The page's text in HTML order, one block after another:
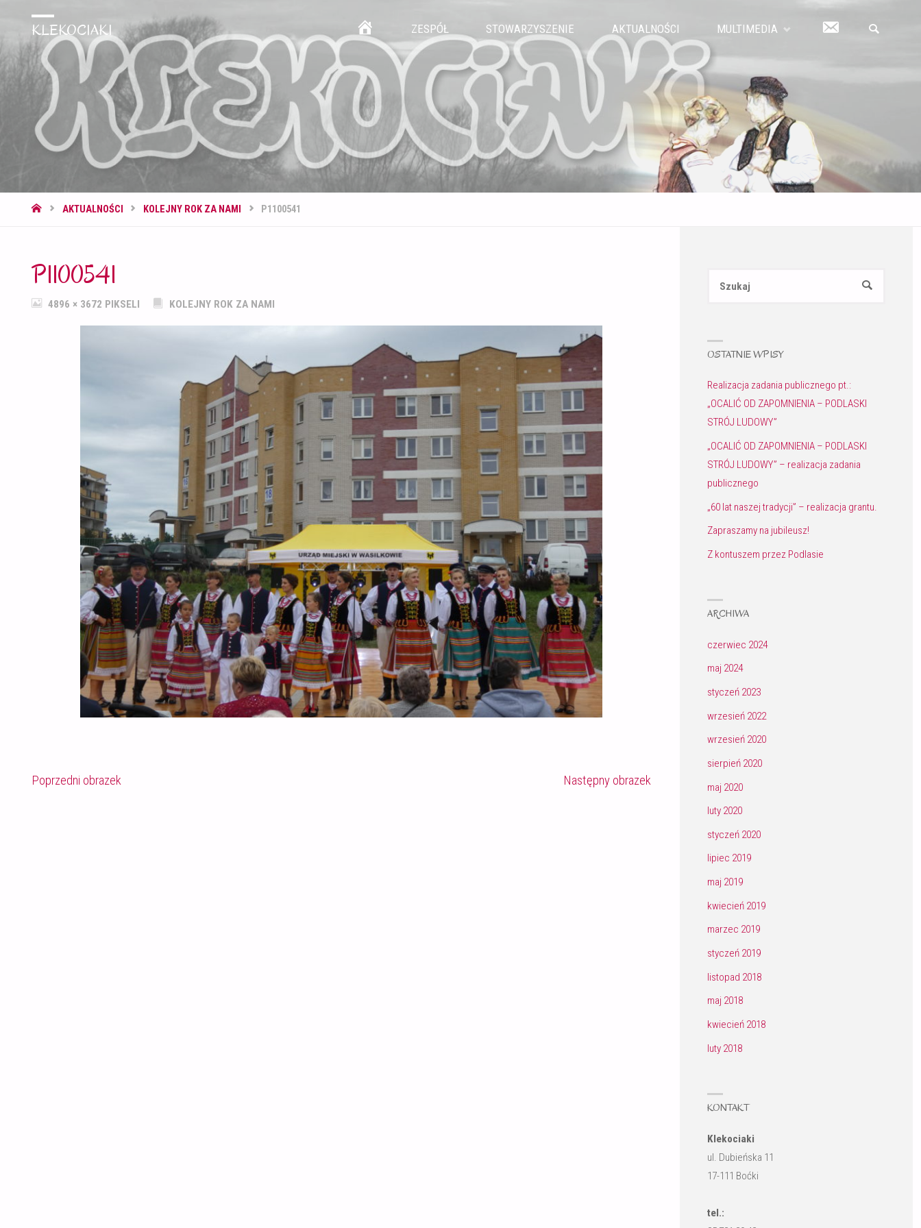
KLEKOCIAKI
Przejdź
treści
GŁÓWNA ZESPÓŁ STOWARZYSZENIE AKTUALNOŚCI MULTIMEDIA KONTAKT
STRONA
AKTUALNOŚCI KOLEJNY ROK ZA NAMI P1100541
P1100541
PEŁNY4896 × 3672 PIKSELI KOLEJNY ROK ZA NAMI
Poprzedni obrazek Następny obrazek
SZUKAJ
OSTATNIE WPISY
Realizacja zadania publicznego pt.:
„OCALIĆ OD ZAPOMNIENIA – PODLASKI
STRÓJ LUDOWY”
„OCALIĆ OD ZAPOMNIENIA – PODLASKI
STRÓJ LUDOWY” – realizacja zadania
publicznego
„60 lat naszej tradycji” – realizacja grantu.
Zapraszamy na jubileusz!
Z kontuszem przez Podlasie
ARCHIWA
czerwiec 2024
maj 2024
styczeń 2023
wrzesień 2022
wrzesień 2020
sierpień 2020
maj 2020
luty 2020
styczeń 2020
lipiec 2019
maj 2019
kwiecień 2019
marzec 2019
styczeń 2019
listopad 2018
maj 2018
kwiecień 2018
luty 2018
KONTAKT
Klekociaki
ul. Dubieńska 11
17-111 Boćki
tel.: